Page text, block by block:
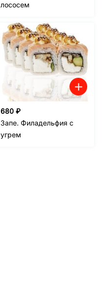
лососем
680 ₽
Запе. Филадельфия с
угрем